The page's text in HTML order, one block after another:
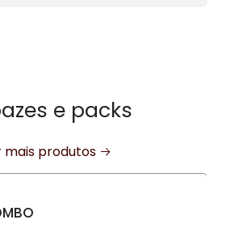
e packs
mais produtos